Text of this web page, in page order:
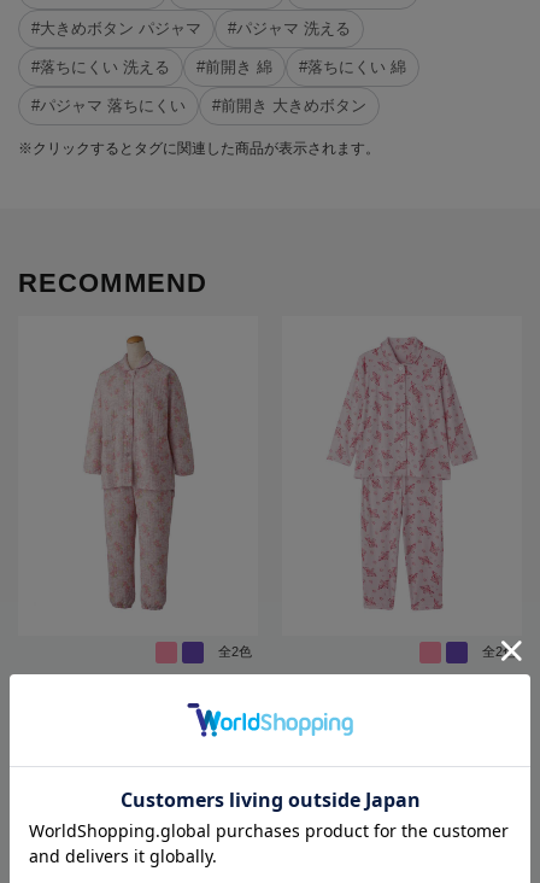
#大きめボタン パジャマ #パジャマ 洗える
#落ちにくい 洗える #前開き 綿 #落ちにくい 綿
#パジャマ 落ちにくい #前開き 大きめボタン
※クリックするとタグに関連した商品が表示されます。
RECOMMEND
全2色
ルトパジャマ4大きめサイズ／婦人用
／レディース／シニア／高齢者／寝
4,818
全2色
めサイズ／婦人用／レディース／高
欄付／プレゼント／ギフト【CF】
4,818